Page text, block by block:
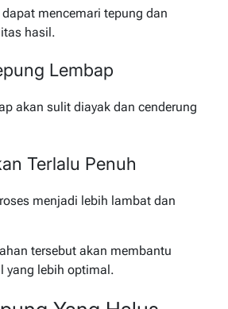
mencemari tepung dan
hasil.
Lembap
akan sulit diayak dan cenderung
Terlalu Penuh
menjadi lebih lambat dan
tersebut akan membantu
yang lebih optimal.